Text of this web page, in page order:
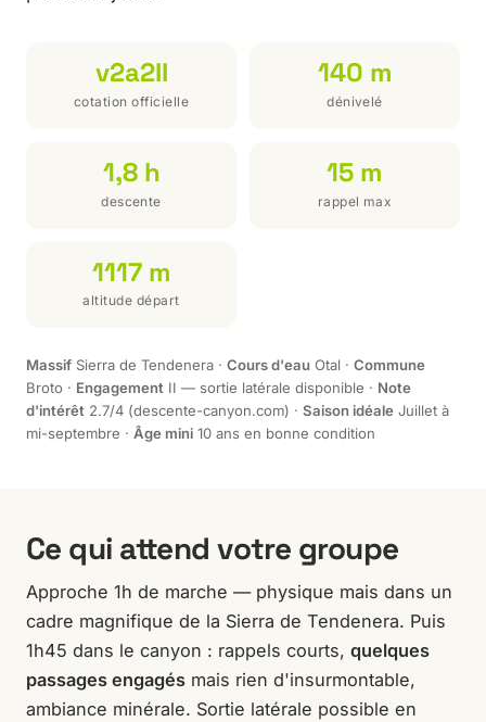
v2a2II
cotation officielle
140 m
dénivelé
1,8 h
descente
15 m
rappel max
1117 m
altitude départ
Massif Sierra de Tendenera · Cours d'eau Otal · Commune
Broto · Engagement II — sortie latérale disponible · Note
d'intérêt 2.7/4 (descente-canyon.com) · Saison idéale Juillet à
mi-septembre · Âge mini 10 ans en bonne condition
Ce qui attend votre groupe
Approche 1h de marche — physique mais dans un
cadre magnifique de la Sierra de Tendenera. Puis
1h45 dans le canyon : rappels courts, quelques
passages engagés mais rien d'insurmontable,
ambiance minérale. Sortie latérale possible en